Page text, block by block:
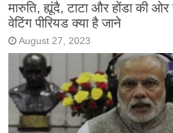
मारुति, ह्यूंदै, टाटा और होंडा की
वेटिंग पीरियड क्या है जाने
August 27, 2023